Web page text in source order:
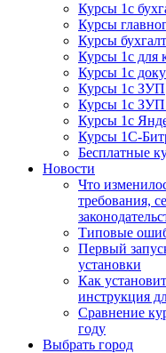
Курсы 1с
Курсы
Курсы
Курсы 1с для
Курсы 1с
Курсы 1с ЗУП
Курсы 1с
Курсы 1с
Курсы 1С-
Бесплатные
Новости
Что
требования,
Типовые
Первый
установки
Как
инструкция
Сравнение
году
Выбрать город